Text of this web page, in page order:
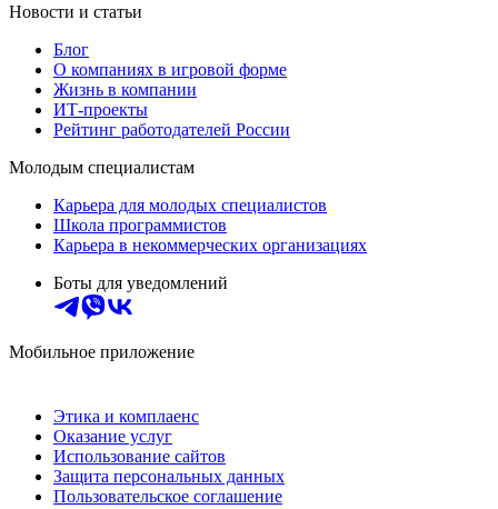
Новости и статьи
Блог
О компаниях в игровой форме
Жизнь в компании
ИТ-проекты
Рейтинг работодателей России
Молодым специалистам
Карьера для молодых специалистов
Школа программистов
Карьера в некоммерческих организациях
Боты для уведомлений
Мобильное приложение
Этика и комплаенс
Оказание услуг
Использование сайтов
Защита персональных данных
Пользовательское соглашение